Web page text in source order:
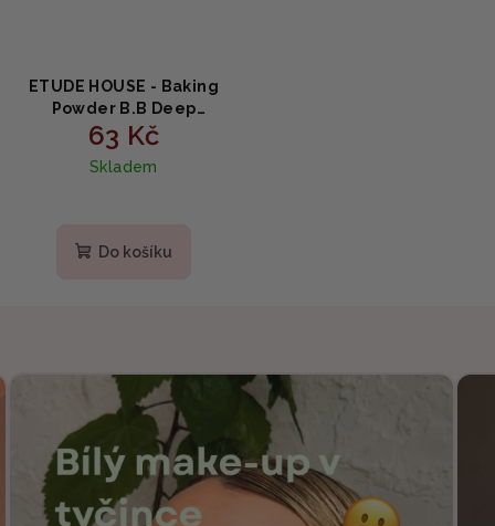
ETUDE HOUSE - Baking
Powder B.B Deep
Cleansing Foam MINI -
Čistící pěna na pleť 30g
63 Kč
Skladem
Do košíku